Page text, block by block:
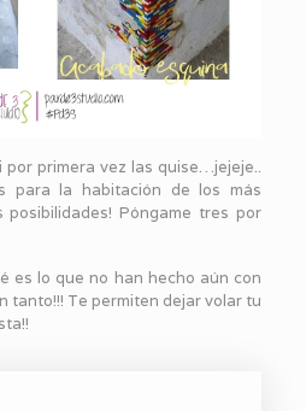
primera vez las quise…jejeje..
para la habitación de los más
posibilidades! Póngame tres por
es lo que no han hecho aún con
tanto!!! Te permiten dejar volar tu